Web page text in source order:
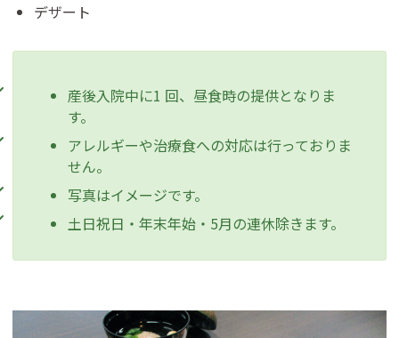
デザート
産後入院中に1 回、昼食時の提供となりま
す。
アレルギーや治療食への対応は行っておりま
せん。
写真はイメージです。
土日祝日・年末年始・5月の連休除きます。